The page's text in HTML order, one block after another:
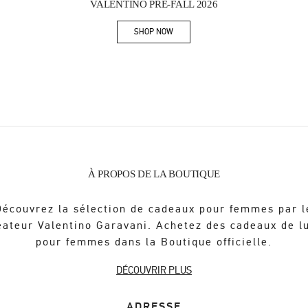
VALENTINO PRE-FALL 2026
SHOP NOWLink Opens in New Tab
À PROPOS DE LA BOUTIQUE
la sélection de cadeaux pour femmes par
Valentino Garavani. Achetez des cadeaux de
pour femmes dans la Boutique officielle.
DÉCOUVRIR PLUS